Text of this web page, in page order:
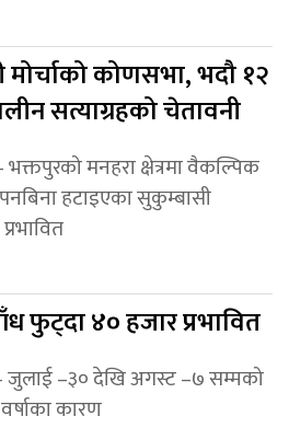
कोणसभा, भदौ १२
सत्याग्रहको चेतावनी
मनहरा क्षेत्रमा वैकल्पिक
हटाइएका सुकुम्बासी
फुट्दा ४० हजार प्रभावित
जुलाई –३० देखि अगस्ट –७ सम्मको
कारण